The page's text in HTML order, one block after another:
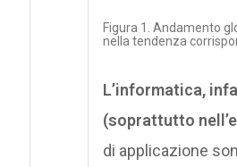
Figura 1. Andamento
nella tendenza
L’informatica,
(soprattutto
di applicazione